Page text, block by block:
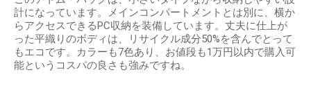
計になっています。メインコンパートメントとは別に、横か
らアクセスできるPC収納を装備しています。丈夫に仕上が
った平織りのボディは、リサイクル成分50%を含んでとって
もエコです。カラーも7色あり、お値段も1万円以内で購入可
能というコスパの良さも強みですね。